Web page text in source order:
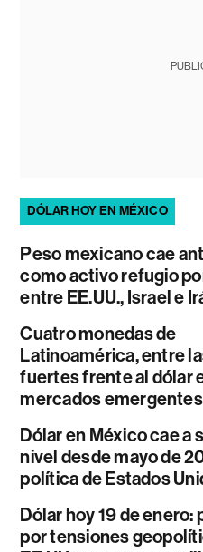
DÓLAR HOY EN MÉXICO
Peso mexicano cae
como activo refugio
entre EE.UU., Israel e
Cuatro monedas de
Latinoamérica, entre
fuertes frente al dólar
mercados emergentes
Dólar en México cae a
nivel desde mayo de
política de Estados
Dólar hoy 19 de enero:
por tensiones